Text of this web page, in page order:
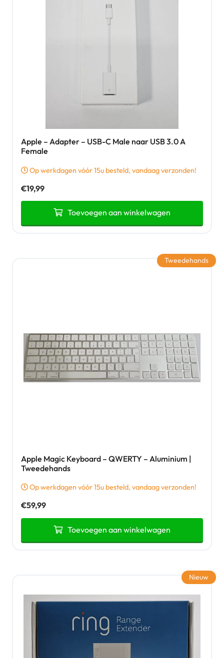
Apple – Adapter – USB-C Male naar USB 3.0 A
Female
Op werkdagen vóór 15u besteld, vandaag verzonden!
€19,99
Toevoegen aan winkelwagen
Apple Magic Keyboard – QWERTY – Aluminium |
Tweedehands
Op werkdagen vóór 15u besteld, vandaag verzonden!
€59,99
Toevoegen aan winkelwagen
Tweedehands
Nieuw